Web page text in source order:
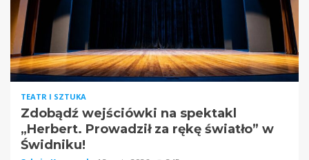
TEATR I SZTUKA
Zdobądź wejściówki na spektakl
„Herbert. Prowadził za rękę światło” w
Świdniku!